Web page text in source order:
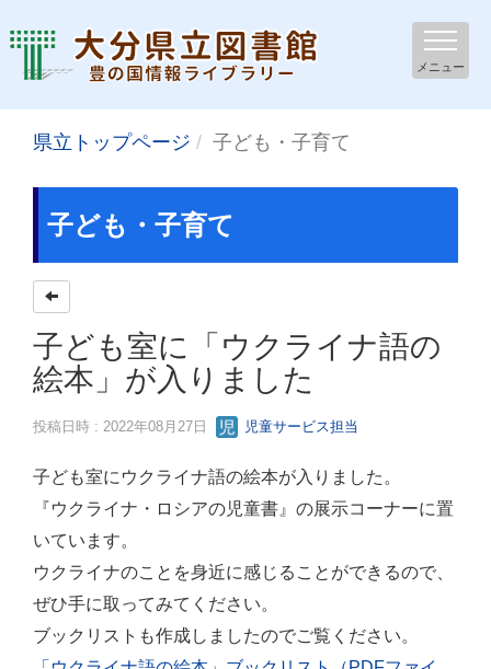
メニュー
県立トップページ 子ども・子育て
子ども・子育て
子ども室に「ウクライナ語の
絵本」が入りました
投稿日時 : 2022年08月27日 児童サービス担当
子ども室にウクライナ語の絵本が入りました。
『ウクライナ・ロシアの児童書』の展示コーナーに置
いています。
ウクライナのことを身近に感じることができるので、
ぜひ手に取ってみてください。
ブックリストも作成しましたのでご覧ください。